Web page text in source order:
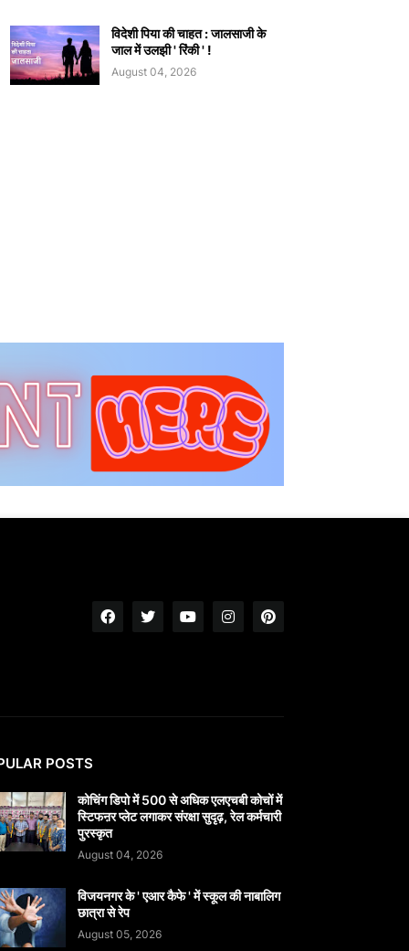
विदेशी पिया की चाहत : जालसाजी के
जाल में उलझी ' रिंकी ' !
August 04, 2026
POSTS
कोचिंग डिपो में 500 से अधिक एलएचबी कोचों में
स्टिफऩर प्लेट लगाकर संरक्षा सुदृढ़, रेल कर्मचारी
पुरस्कृत
August 04, 2026
विजयनगर के ' एआर कैफे ' में स्कूल की नाबालिग
छात्रा से रेप
August 05, 2026